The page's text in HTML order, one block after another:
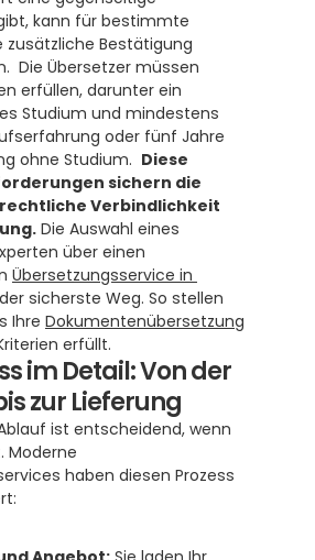
kann für bestimmte
zusätzliche Bestätigung
Die Übersetzer müssen
erfüllen, darunter ein
Studium und mindestens
oder fünf Jahre
ohne Studium. Diese
sichern die
Verbindlichkeit
Die Auswahl eines
über einen
Übersetzungsservice in
sicherste Weg. So stellen
Ihre Dokumentenübersetzung
erfüllt.
im Detail: Von der
zur Lieferung
ist entscheidend, wenn
Moderne
haben diesen Prozess